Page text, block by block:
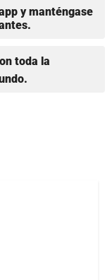
y manténgase
toda la